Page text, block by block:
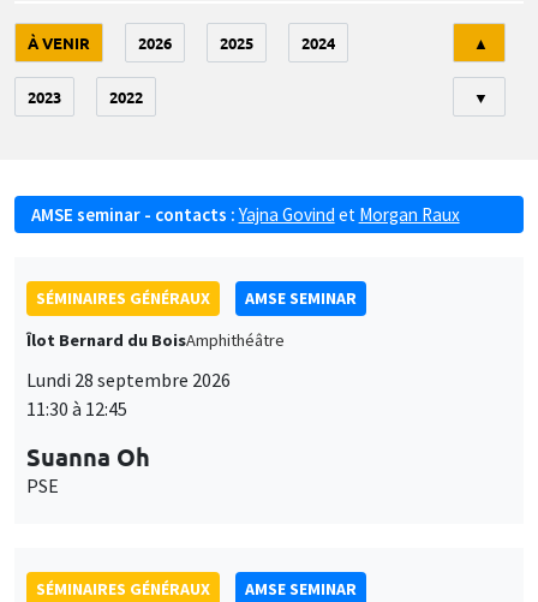
À VENIR 2026 2025 2024
2023 2022
▲
▼
AMSE seminar - contacts : Yajna Govind et Morgan Raux
SÉMINAIRES GÉNÉRAUX
AMSE SEMINAR
Îlot Bernard du BoisAmphithéâtre
Lundi 28 septembre 2026
11:30 à 12:45
Suanna Oh
PSE
SÉMINAIRES GÉNÉRAUX
AMSE SEMINAR